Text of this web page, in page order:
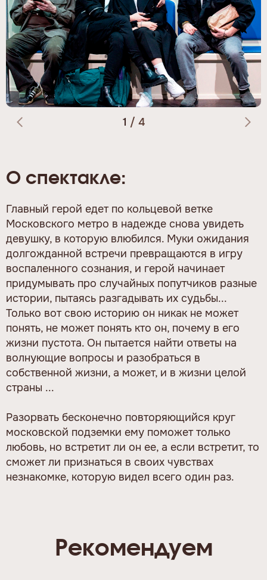
1 / 4
О спектакле:
Главный герой едет по кольцевой ветке
Московского метро в надежде снова увидеть
девушку, в которую влюбился. Муки ожидания
долгожданной встречи превращаются в игру
воспаленного сознания, и герой начинает
придумывать про случайных попутчиков разные
истории, пытаясь разгадывать их судьбы...
Только вот свою историю он никак не может
понять, не может понять кто он, почему в его
жизни пустота. Он пытается найти ответы на
волнующие вопросы и разобраться в
собственной жизни, а может, и в жизни целой
страны ...
Разорвать бесконечно повторяющийся круг
московской подземки ему поможет только
любовь, но встретит ли он ее, а если встретит, то
сможет ли признаться в своих чувствах
незнакомке, которую видел всего один раз.
Рекомендуем